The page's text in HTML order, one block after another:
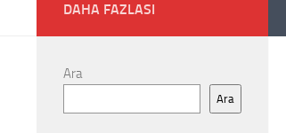
DAHA FAZLASI
Ara
Ara